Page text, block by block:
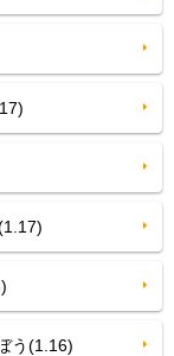
う(1.16)